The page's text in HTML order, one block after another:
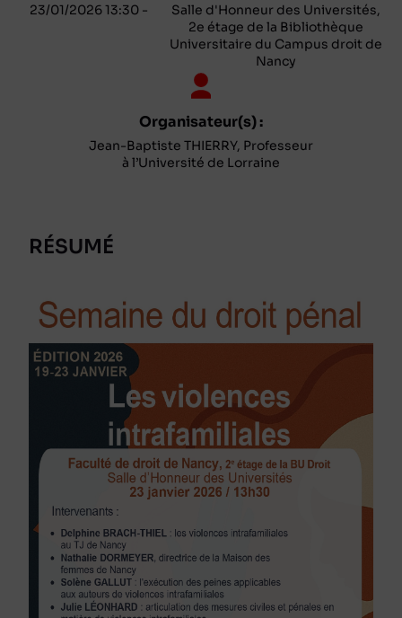
23/01/2026 13:30 -
Salle d'Honneur des Universités,
2e étage de la Bibliothèque
Universitaire du Campus droit de
Nancy
Organisateur(s) :
Jean-Baptiste THIERRY, Professeur
à l’Université de Lorraine
RÉSUMÉ